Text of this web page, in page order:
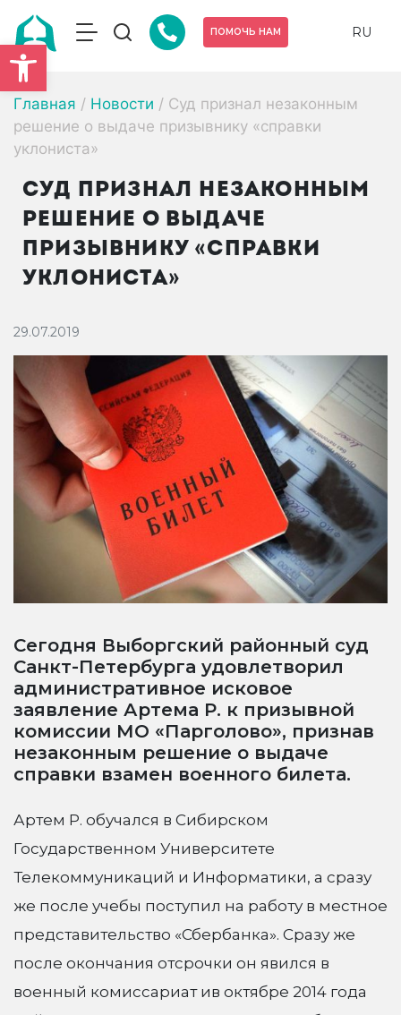
Открыть панель
ПОМОЧЬ НАМ RU
Главная / Новости / Суд признал незаконным
решение о выдаче призывнику «справки
уклониста»
СУД ПРИЗНАЛ НЕЗАКОННЫМ
РЕШЕНИЕ О ВЫДАЧЕ
ПРИЗЫВНИКУ «СПРАВКИ
УКЛОНИСТА»
29.07.2019
Сегодня Выборгский районный суд
Санкт-Петербурга удовлетворил
административное исковое
заявление Артема Р. к призывной
комиссии МО «Парголово», признав
незаконным решение о выдаче
справки взамен военного билета.
Артем Р. обучался в Сибирском
Государственном Университете
Телекоммуникаций и Информатики, а сразу
же после учебы поступил на работу в местное
представительство «Сбербанка». Сразу же
после окончания отсрочки он явился в
военный комиссариат ив октябре 2014 года